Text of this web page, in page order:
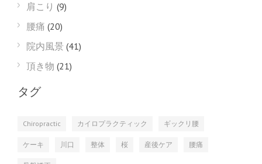
肩こり (9)
腰痛 (20)
院内風景 (41)
頂き物 (21)
タグ
Chiropractic カイロプラクティック ギックリ腰
ケーキ 川口 整体 桜 産後ケア 腰痛